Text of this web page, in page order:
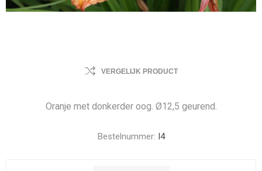
VERGELIJK PRODUCT
Oranje met donkerder oog. Ø12,5 geurend.
Bestelnummer: I4